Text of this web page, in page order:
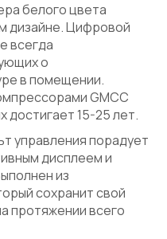
белого цвета
дизайне. Цифровой
всегда
о
в помещении.
GMCC
достигает 15-25 лет.
управления порадует
дисплеем и
из
сохранит свой
протяжении всего